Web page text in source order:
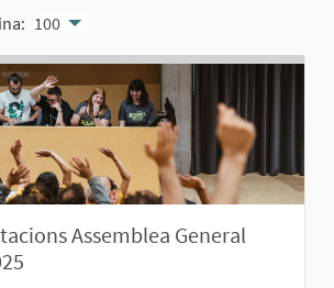
100
Assemblea General